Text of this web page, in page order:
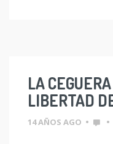
LA
LIBERTAD
14 AÑOS AGO • •